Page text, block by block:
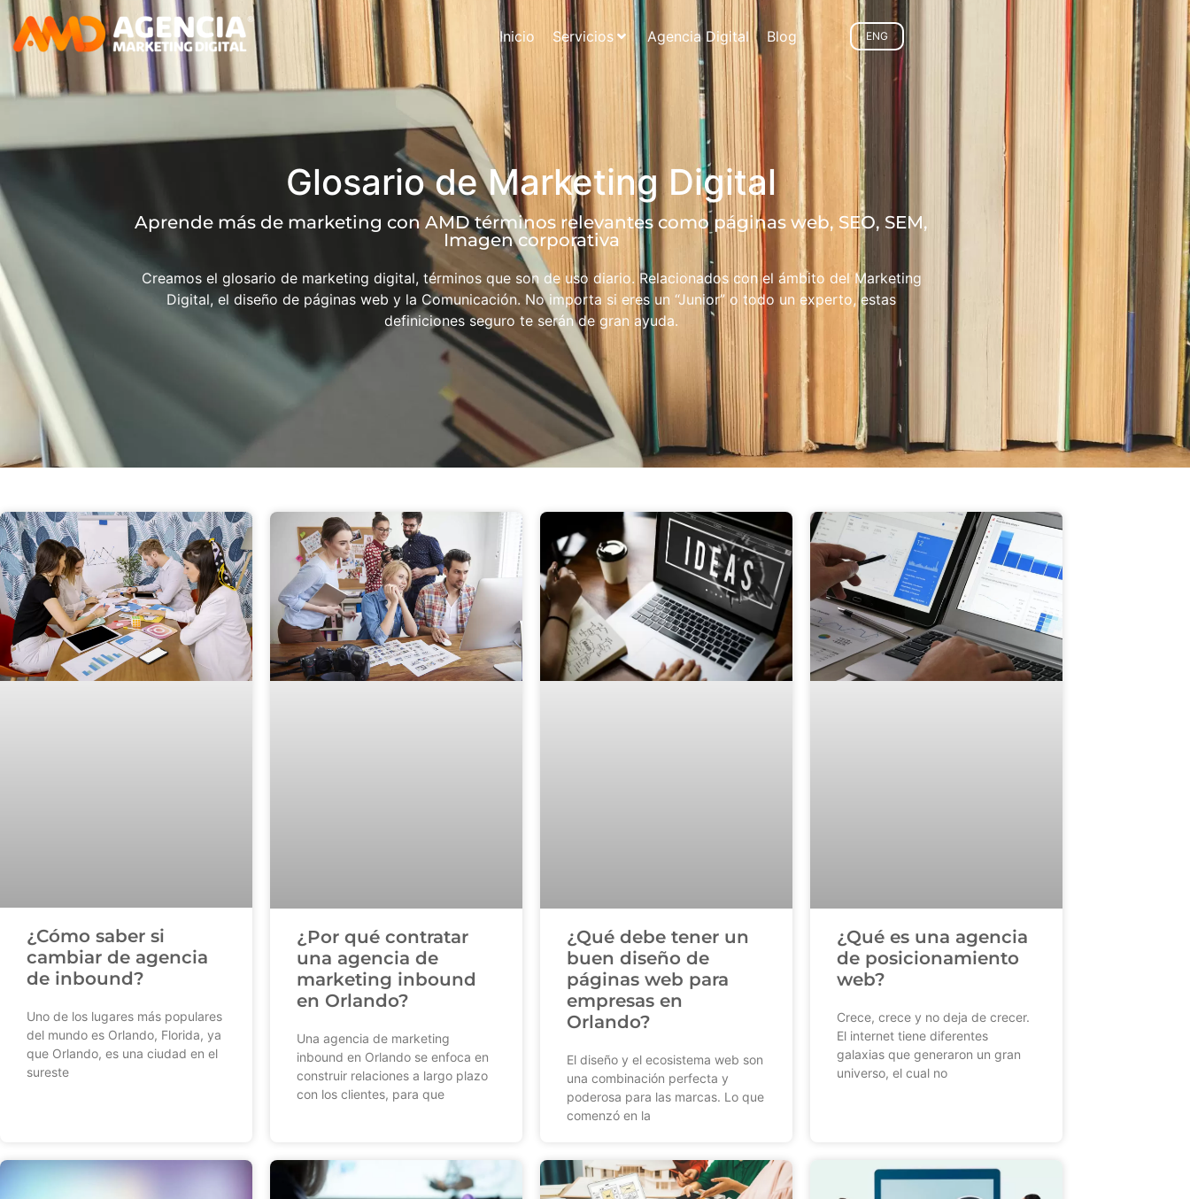
Inicio Servicios Agencia Digital Blog ENG
Glosario de Marketing Digital
Aprende más de marketing con AMD términos relevantes como páginas web, SEO, SEM,
Imagen corporativa
Creamos el glosario de marketing digital, términos que son de uso diario. Relacionados con el ámbito del Marketing
Digital, el diseño de páginas web y la Comunicación. No importa si eres un “Junior” o todo un experto, estas
definiciones seguro te serán de gran ayuda.
¿Cómo saber si
cambiar de agencia
de inbound?
Uno de los lugares más populares
del mundo es Orlando, Florida, ya
que Orlando, es una ciudad en el
sureste
¿Por qué contratar
una agencia de
marketing inbound
en Orlando?
Una agencia de marketing
inbound en Orlando se enfoca en
construir relaciones a largo plazo
con los clientes, para que
¿Qué debe tener un
buen diseño de
páginas web para
empresas en
Orlando?
El diseño y el ecosistema web son
una combinación perfecta y
poderosa para las marcas. Lo que
comenzó en la
¿Qué es una agencia
de posicionamiento
web?
Crece, crece y no deja de crecer.
El internet tiene diferentes
galaxias que generaron un gran
universo, el cual no